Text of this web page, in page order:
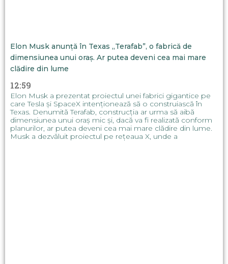
Elon Musk anunță în Texas „Terafab”, o fabrică de
dimensiunea unui oraș. Ar putea deveni cea mai mare
clădire din lume
12:59
Elon Musk a prezentat proiectul unei fabrici gigantice pe
care Tesla și SpaceX intenționează să o construiască în
Texas. Denumită Terafab, construcția ar urma să aibă
dimensiunea unui oraș mic și, dacă va fi realizată conform
planurilor, ar putea deveni cea mai mare clădire din lume.
Musk a dezvăluit proiectul pe rețeaua X, unde a